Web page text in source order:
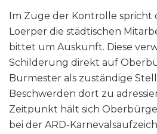
Im Zuge der Kontrolle spricht
Loerper die städtischen
bittet um Auskunft. Diese
Schilderung direkt auf
Burmester als zuständige
Beschwerden dort zu
Zeitpunkt hält sich
bei der ARD-